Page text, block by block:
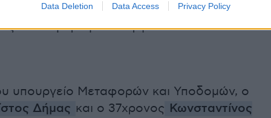
Data Deletion Data Access Privacy Policy
στην κατεύθυνση της ενίσχυσης της
του κυβερνητικού έργου.
υπουργείο Μεταφορών και Υποδομών, ο
Δήμας και ο 37χρονος Κωνσταντίνος